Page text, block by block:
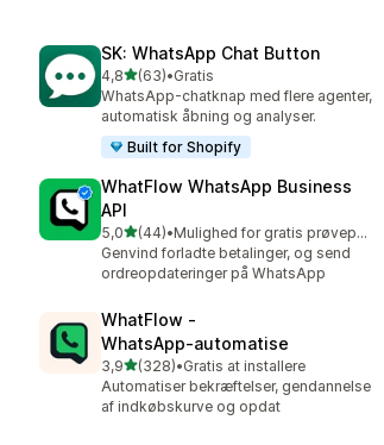
SK: WhatsApp Chat Button
4,8ud af 5 stjerner
(63)
63 anmeldelser i alt
•Gratis
WhatsApp-chatknap med flere agenter,
automatisk åbning og analyser.
Built for Shopify
WhatFlow WhatsApp Business
API
5,0ud af 5 stjerner
(44)
44 anmeldelser i alt
•
Mulighed for gratis prøveperiode
Genvind forladte betalinger, og send
ordreopdateringer på WhatsApp
WhatFlow ‑
WhatsApp‑automatise
3,9ud af 5 stjerner
(328)
328 anmeldelser i alt
•Gratis at installere
Automatiser bekræftelser, gendannelse
af indkøbskurve og opdat